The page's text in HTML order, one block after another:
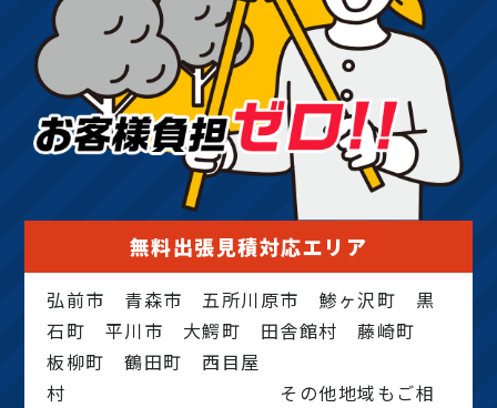
無料出張見積対応エリア
弘前市 青森市 五所川原市 鯵ヶ沢町 黒
石町 平川市 大鰐町 田舎館村 藤崎町
板柳町 鶴田町 西目屋
村 その他地域もご相